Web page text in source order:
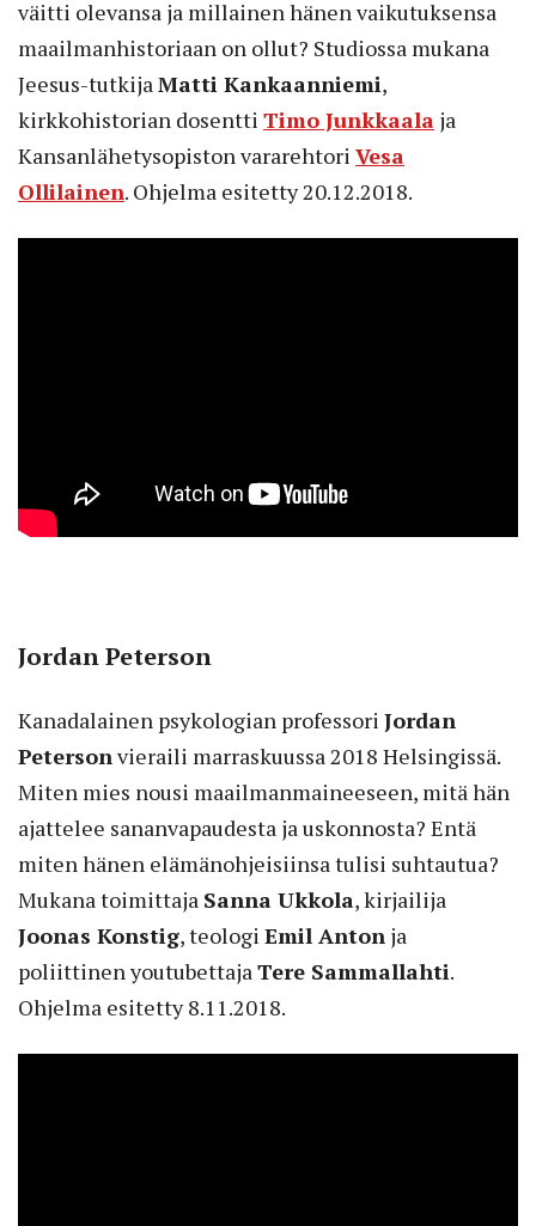
väitti olevansa ja millainen hänen vaikutuksensa
maailmanhistoriaan on ollut? Studiossa mukana
Jeesus-tutkijaMatti Kankaanniemi,
kirkkohistorian dosentti Timo Junkkaala ja
Kansanlähetysopiston vararehtori Vesa
Ollilainen. Ohjelma esitetty 20.12.2018.
Jordan Peterson
Kanadalainen psykologian professori Jordan
Petersonvieraili marraskuussa 2018 Helsingissä.
Miten mies nousi maailmanmaineeseen, mitä hän
ajattelee sananvapaudesta ja uskonnosta? Entä
miten hänen elämänohjeisiinsa tulisi suhtautua?
Mukana toimittaja Sanna Ukkola, kirjailija
Joonas Konstig, teologi Emil Anton ja
poliittinen youtubettajaTere Sammallahti.
Ohjelma esitetty 8.11.2018.